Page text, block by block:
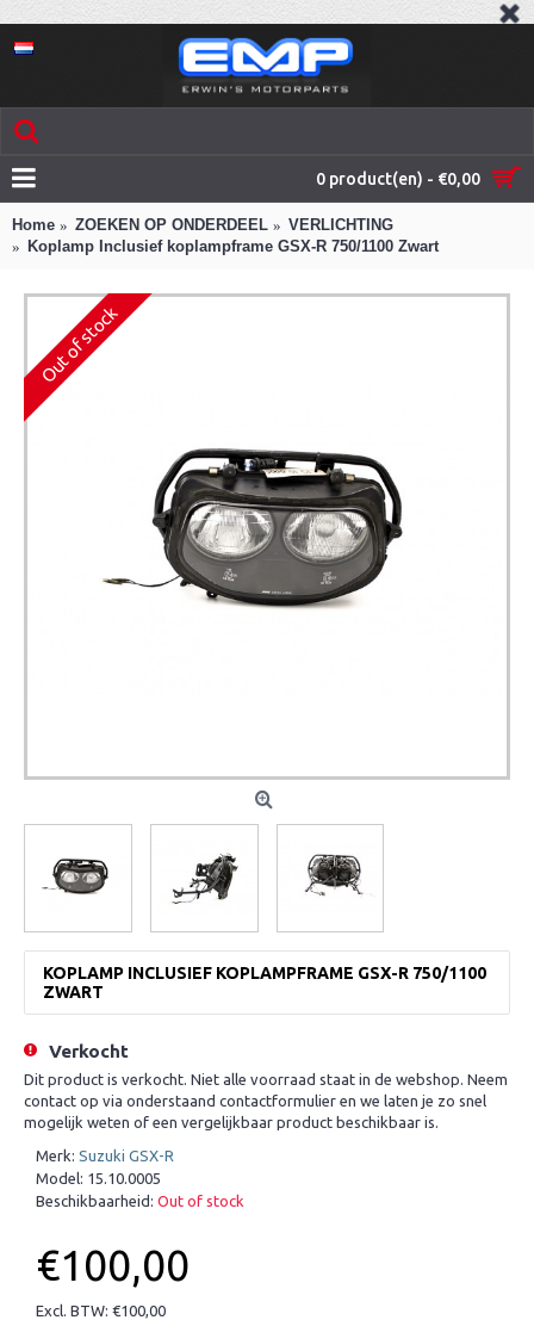
0 product(en) - €0,00
Home ZOEKEN OP ONDERDEEL
VERLICHTING
Koplamp Inclusief koplampframe GSX-R 750/1100 Zwart
Out of stock
KOPLAMP INCLUSIEF KOPLAMPFRAME GSX-R 750/1100
ZWART
Verkocht
Dit product is verkocht. Niet alle voorraad staat in de webshop. Neem
contact op via onderstaand contactformulier en we laten je zo snel
mogelijk weten of een vergelijkbaar product beschikbaar is.
Merk: Suzuki GSX-R
Model: 15.10.0005
Beschikbaarheid: Out of stock
€100,00
Excl. BTW: €100,00